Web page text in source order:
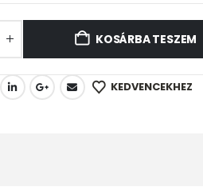
KOSÁRBA TESZEM
KEDVENCEKHEZ